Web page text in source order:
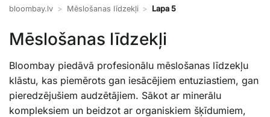
bloombay.lv > Mēslošanas līdzekļi > Lapa 5
Mēslošanas līdzekļi
Bloombay piedāvā profesionālu mēslošanas līdzekļu
klāstu, kas piemērots gan iesācējiem entuziastiem, gan
pieredzējušiem audzētājiem. Sākot ar minerālu
kompleksiem un beidzot ar organiskiem šķīdumiem,